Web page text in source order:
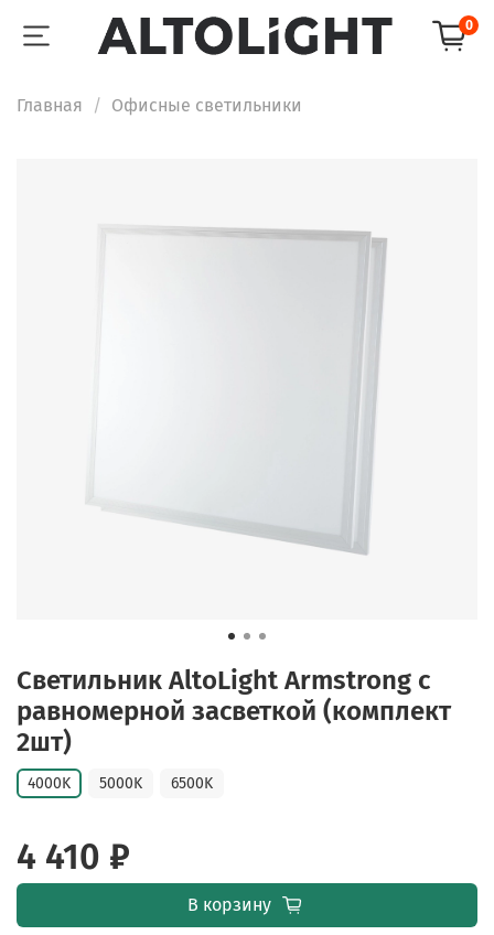
0
Главная Офисные светильники
Светильник AltoLight Armstrong с
равномерной засветкой (комплект
2шт)
4000K 5000K 6500K
4 410 ₽
В корзину